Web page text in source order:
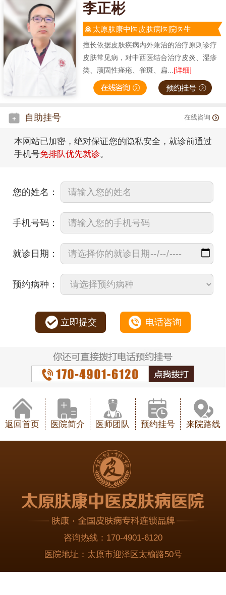
李正彬
太原肤康中医皮肤病医院医生
擅长依据皮肤疾病内外兼治的治疗原则诊疗
皮肤常见病，对中西医结合治疗皮炎、湿疹
类、顽固性痤疮、雀斑、扁...[详细]
自助挂号 在线咨询
本网站已加密，绝对保证您的隐私安全，就诊前通过
手机号免排队优先就诊。
您的姓名：
手机号码：
就诊日期：
预约病种：
立即提交 电话咨询
返回首页 医院简介 医师团队 预约挂号 来院路线
咨询热线： 170-4901-6120
医院地址： 太原市迎泽区太榆路50号